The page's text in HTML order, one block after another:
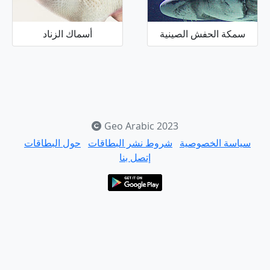
سمكة الحفش الصينية أسماك الزناد
Geo Arabic 2023
سياسة الخصوصية
شروط نشر البطاقات
حول البطاقات
إتصل بنا